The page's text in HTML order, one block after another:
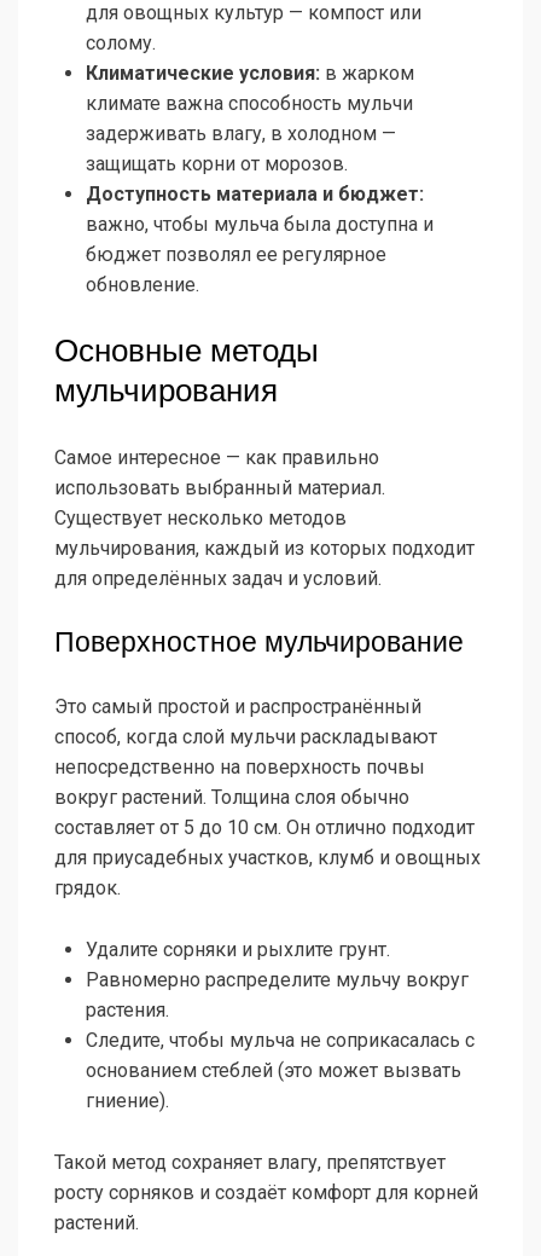
для овощных культур — компост или
солому.
Климатические условия: в жарком
климате важна способность мульчи
задерживать влагу, в холодном —
защищать корни от морозов.
Доступность материала и бюджет:
важно, чтобы мульча была доступна и
бюджет позволял ее регулярное
обновление.
Основные методы
мульчирования
Самое интересное — как правильно
использовать выбранный материал.
Существует несколько методов
мульчирования, каждый из которых подходит
для определённых задач и условий.
Поверхностное мульчирование
Это самый простой и распространённый
способ, когда слой мульчи раскладывают
непосредственно на поверхность почвы
вокруг растений. Толщина слоя обычно
составляет от 5 до 10 см. Он отлично подходит
для приусадебных участков, клумб и овощных
грядок.
Удалите сорняки и рыхлите грунт.
Равномерно распределите мульчу вокруг
растения.
Следите, чтобы мульча не соприкасалась с
основанием стеблей (это может вызвать
гниение).
Такой метод сохраняет влагу, препятствует
росту сорняков и создаёт комфорт для корней
растений.